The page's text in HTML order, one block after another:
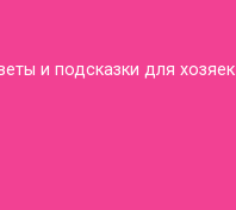
и подсказки для хозяек